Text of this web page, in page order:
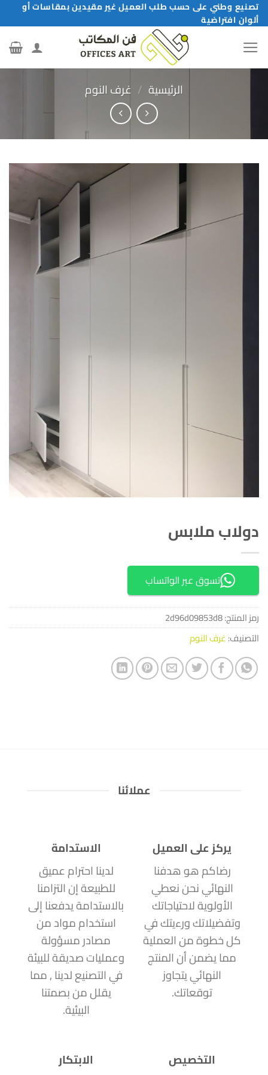
تخطي
للمحتوى
تصنيع وطني على حسب طلب العميل غير مقيدين بمقاسات أو
ألوان افتراضية
الرئيسية / غرف النوم
دولاب ملابس
تسوق عبر الواتساب
رمز المنتج:2d96d09853d8
التصنيف:غرف النوم
عملائنا
يركز على العميل
رضاكم هو هدفنا
النهائي نحن نعطي
الأولوية لاحتياجاتك
وتفضيلاتك ورءيتك في
كل خطوة من العملية
مما يضمن أن المنتج
النهائي يتجاوز
توقعاتك.
الاستدامة
لدينا احترام عميق
للطبيعة إن التزامنا
بالاستدامة يدفعنا إلى
استخدام مواد من
مصادر مسؤولة
وعمليات صديقة للبيئة
في التصنيع لدينا , مما
يقلل من بصمتنا
البيئية.
التخصيص
الابتكار